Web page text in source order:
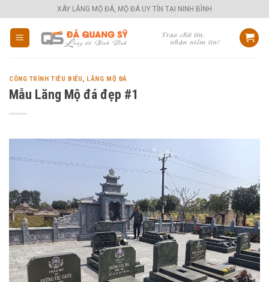
to
content
XÂY LĂNG MỘ ĐÁ, MỘ ĐÁ UY TÍN TẠI NINH BÌNH
CÔNG TRÌNH TIÊU BIỂU, LĂNG MỘ ĐÁ
Mẫu Lăng Mộ đá đẹp #1